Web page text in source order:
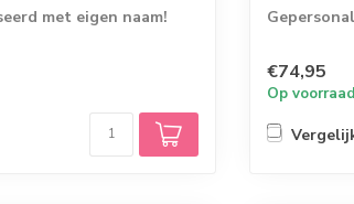
met eigen naam!
€74,95
Op voorraad